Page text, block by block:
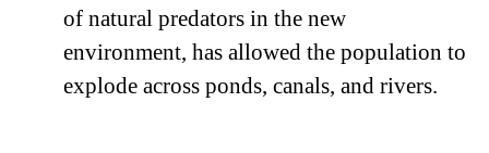
of natural predators in the new
environment, has allowed the population to
explode across ponds, canals, and rivers.